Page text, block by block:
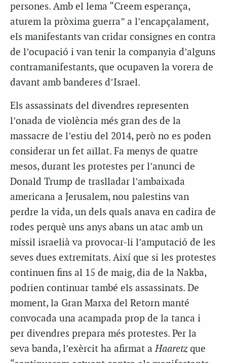
persones. Amb el lema “Creem esperança,
aturem la pròxima guerra” a l’encapçalament,
els manifestants van cridar consignes en contra
de l’ocupació i van tenir la companyia d’alguns
contramanifestants, que ocupaven la vorera de
davant amb banderes d’Israel.
Els assassinats del divendres representen
l’onada de violència més gran des de la
massacre de l’estiu del 2014, però no es poden
considerar un fet aïllat. Fa menys de quatre
mesos, durant les protestes per l’anunci de
Donald Trump de traslladar l’ambaixada
americana a Jerusalem, nou palestins van
perdre la vida, un dels quals anava en cadira de
rodes perquè uns anys abans un atac amb un
míssil israelià va provocar-li l’amputació de les
seves dues extremitats. Així que si les protestes
continuen fins al 15 de maig, dia de la Nakba,
podrien continuar també els assassinats. De
moment, la Gran Marxa del Retorn manté
convocada una acampada prop de la tanca i
per divendres prepara més protestes. Per la
seva banda, l’exèrcit ha afirmat aHaaretzque